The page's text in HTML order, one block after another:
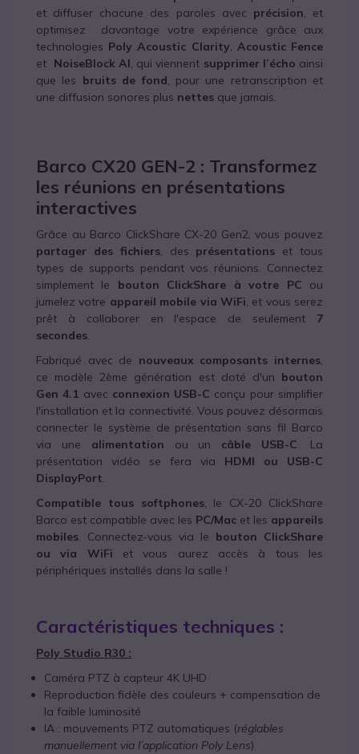
et diffuser chacune des paroles avec précision, et
optimisez davantage votre expérience grâce aux
technologies Poly Acoustic Clarity, Acoustic Fence
et NoiseBlock AI, qui viennent supprimer l’écho ainsi
que les bruits de fond, pour une retranscription et
une diffusion sonores plus nettes que jamais.
Barco CX20 GEN-2 : Transformez
les réunions en présentations
interactives
Grâce au Barco ClickShare CX-20 Gen2, vous pouvez
partager des fichiers, des présentations et tous
types de supports pendant vos réunions. Connectez
simplement le bouton ClickShare à votre PC ou
jumelez votre appareil mobile via WiFi, et vous serez
prêt à collaborer en l'espace de seulement 7
secondes.
Fabriqué avec de nouveaux composants internes,
ce modèle 2ème génération est doté d'un bouton
Gen 4.1 avec connexion USB-C conçu pour simplifier
l'installation et la connectivité. Vous pouvez désormais
connecter le système de présentation sans fil Barco
via une alimentation ou un câble USB-C. La
présentation vidéo se fera via HDMI ou USB-C
DisplayPort.
Compatible tous softphones, le CX-20 ClickShare
Barco est compatible avec les PC/Mac et les appareils
mobiles. Connectez-vous via le bouton ClickShare
ou via WiFi et vous aurez accès à tous les
périphériques installés dans la salle !
Caractéristiques techniques :
Poly Studio R30 :
Caméra PTZ à capteur 4K UHD
Reproduction fidèle des couleurs + compensation de
la faible luminosité
IA : mouvements PTZ automatiques (réglables
manuellement via l’application Poly Lens)